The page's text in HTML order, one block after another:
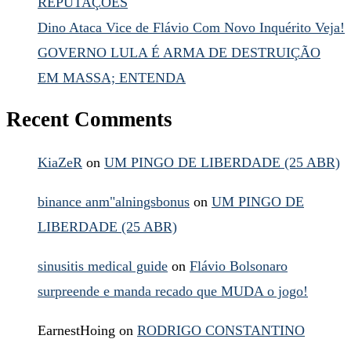
Dino Ataca Vice de Flávio Com Novo Inquérito Veja!
GOVERNO LULA É ARMA DE DESTRUIÇÃO
EM MASSA; ENTENDA
Recent Comments
KiaZeR on UM PINGO DE LIBERDADE (25 ABR)
binance anm"alningsbonus on UM PINGO DE
LIBERDADE (25 ABR)
sinusitis medical guide on Flávio Bolsonaro
surpreende e manda recado que MUDA o jogo!
EarnestHoing on RODRIGO CONSTANTINO